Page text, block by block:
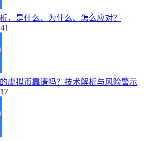
，是什么、为什么、怎么应对？
虚拟币靠谱吗？技术解析与风险警示